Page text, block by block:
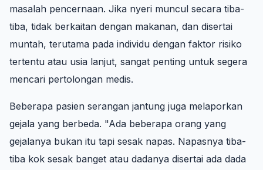
masalah pencernaan. Jika nyeri muncul secara tiba-
tiba, tidak berkaitan dengan makanan, dan disertai
muntah, terutama pada individu dengan faktor risiko
tertentu atau usia lanjut, sangat penting untuk segera
mencari pertolongan medis.
Beberapa pasien serangan jantung juga melaporkan
gejala yang berbeda. "Ada beberapa orang yang
gejalanya bukan itu tapi sesak napas. Napasnya tiba-
tiba kok sesak banget atau dadanya disertai ada dada